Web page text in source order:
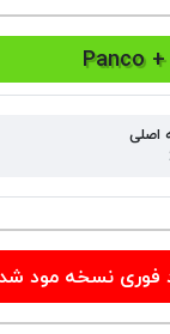
فوری نسخه مود